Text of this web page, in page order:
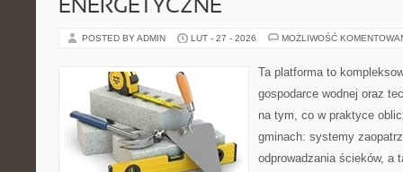
ENERGETYCZNE
POSTED BY ADMIN LUT - 27 - 2026 MOŻLIWOŚĆ
Ta platforma to
gospodarce wodnej oraz
na tym, co w praktyce
gminach: systemy
odprowadzania ścieków, a